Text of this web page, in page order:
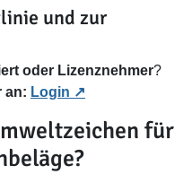
und zur
oder Lizenznehmer?
an: Login
für